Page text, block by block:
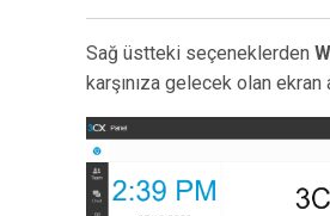
Sağ üstteki seçeneklerden
karşınıza gelecek olan ekran